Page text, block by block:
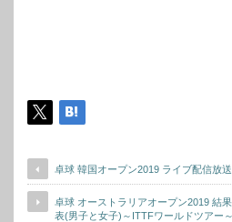
卓球 韓国オープン2019 ライブ配信放
卓球 オーストラリアオープン2019 結
表(男子と女子)～ITTFワールドツアー～